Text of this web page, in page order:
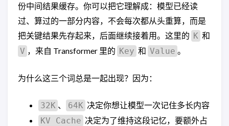
份中间结果缓存。你可以把它理解成：模型已经读
过、算过的一部分内容，不会每次都从头重算，而是
把关键结果先存起来，后面继续接着用。这里的 K 和
V ，来自 Transformer 里的 Key 和 Value 。
为什么这三个词总是一起出现？因为：
32K 、 64K 决定你想让模型一次记住多长内容
KV Cache 决定为了维持这段记忆，要额外占